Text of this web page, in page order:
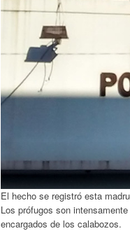
El hecho se registró esta
Los prófugos son
encargados de los calabozos.